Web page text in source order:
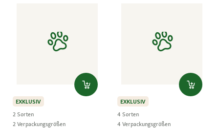
EXKLUSIV
2 Sorten
2 Verpackungsgrößen
EXKLUSIV
4 Sorten
4 Verpackungsgrößen